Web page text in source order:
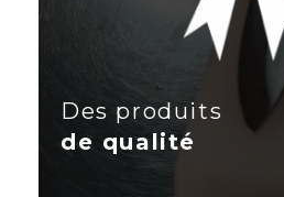
Des produits
de qualité